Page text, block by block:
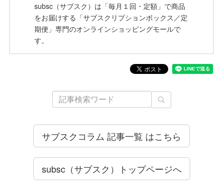
subsc（サブスク）は「毎月１回・定額」で商品
をお届けする「サブスクリプションボックス／定
期便」専門のオンラインショッピングモールで
す。
サブスクコラム 記事一覧 はこちら
subsc（サブスク）トップページへ